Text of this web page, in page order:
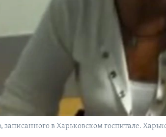
в Харьковском госпитале.